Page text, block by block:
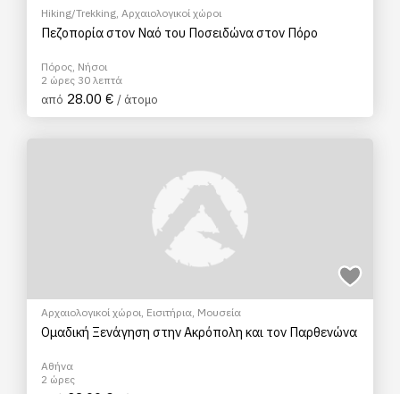
Hiking/Trekking, Αρχαιολογικοί χώροι
Πεζοπορία στον Ναό του Ποσειδώνα στον Πόρο
Πόρος, Νήσοι
2 ώρες 30 λεπτά
από 28.00 € / άτομο
Αρχαιολογικοί χώροι, Εισιτήρια, Μουσεία
Ομαδική Ξενάγηση στην Ακρόπολη και τον Παρθενώνα
Αθήνα
2 ώρες